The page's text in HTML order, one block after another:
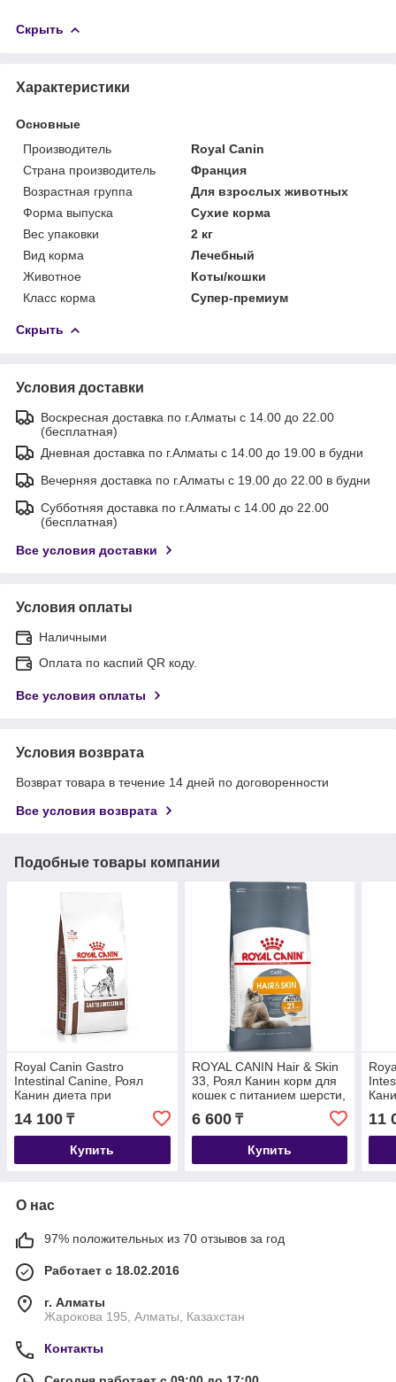
Скрыть
Характеристики
Основные
Производитель
Royal Canin
Страна производитель
Франция
Возрастная группа
Для взрослых животных
Форма выпуска
Сухие корма
Вес упаковки
2 кг
Вид корма
Лечебный
Животное
Коты/кошки
Класс корма
Супер-премиум
Скрыть
Условия доставки
Воскресная доставка по г.Алматы с 14.00 до 22.00
(бесплатная)
Дневная доставка по г.Алматы с 14.00 до 19.00 в будни
Вечерняя доставка по г.Алматы с 19.00 до 22.00 в будни
Субботняя доставка по г.Алматы с 14.00 до 22.00
(бесплатная)
Все условия доставки
Условия оплаты
Наличными
Оплата по каспий QR коду.
Все условия оплаты
Условия возврата
Возврат товара в течение 14 дней по договоренности
Все условия возврата
Подобные товары компании
Royal Canin Gastro
Intestinal Canine, Роял
Канин диета при
нарушении пищеварения
собак, уп.2 кг
14 100 ₸
Купить
ROYAL CANIN Hair & Skin
33, Роял Канин корм для
кошек с питанием шерсти,
весовой 1кг.
6 600₸
Купить
11
О нас
97% положительных из 70 отзывов за год
Работает с 18.02.2016
г. Алматы
Жарокова 195, Алматы, Казахстан
Контакты